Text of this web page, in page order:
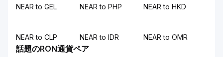
NEAR to GEL NEAR to PHP NEAR to HKD
NEAR to CLP NEAR to IDR NEAR to OMR
話題のRON通貨ペア